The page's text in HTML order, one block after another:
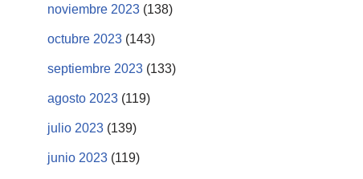
noviembre 2023 (138)
octubre 2023 (143)
septiembre 2023 (133)
agosto 2023 (119)
julio 2023 (139)
junio 2023 (119)